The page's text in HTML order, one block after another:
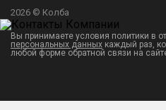
2026 © Колба
Вы принимаете условия политики в
персональных данных каждый раз,
любой форме обратной связи на